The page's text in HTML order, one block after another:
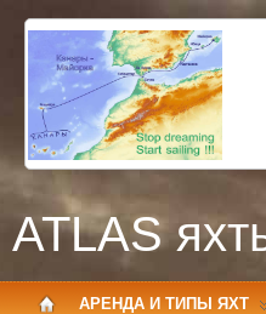
ATLAS
АРЕНДА И ТИПЫ ЯХТ